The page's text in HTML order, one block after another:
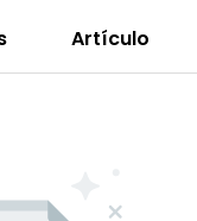
Artículo